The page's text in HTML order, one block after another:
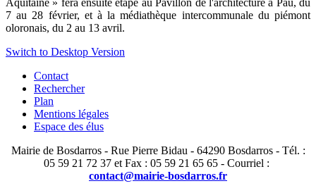
Aquitaine » fera ensuite étape au Pavillon de l'architecture à Pau, du
7 au 28 février, et à la médiathèque intercommunale du piémont
oloronais, du 2 au 13 avril.
Switch to Desktop Version
Contact
Rechercher
Plan
Mentions légales
Espace des élus
Mairie de Bosdarros - Rue Pierre Bidau - 64290 Bosdarros - Tél. :
05 59 21 72 37 et Fax : 05 59 21 65 65 - Courriel :
contact@mairie-bosdarros.fr